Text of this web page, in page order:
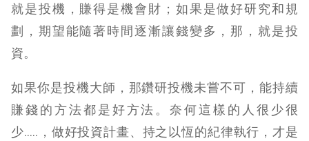
就是投機，賺得是機會財； 如果是做好研究和規
劃，期望能隨著時間逐漸讓錢變多，那，就是投
資。
如果你是投機大師，那鑽研投機未嘗不可，能持續
賺錢的方法都是好方法。奈何這樣的人很少很
少…..，做好投資計畫、持之以恆的紀律執行，才是